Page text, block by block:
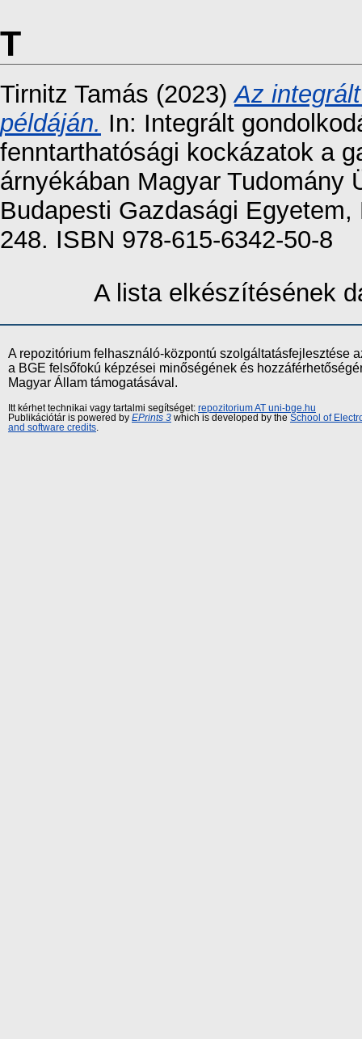
T
Tirnitz Tamás (2023)Az
példáján. In: Integrált
fenntarthatósági kockázatok a
árnyékában Magyar Tudomány
Budapesti Gazdasági
248. ISBN 978-615-6342-50-8
A lista elkészítésének
A repozitórium felhasználó-központú szolgáltatásfejlesztése
a BGE felsőfokú képzései minőségének és
Magyar Állam támogatásával.
Itt kérhet technikai vagy tartalmi segítséget: repozitorium AT uni-bge.hu
Publikációtár is powered by EPrints 3 which is developed by the School of
and software credits